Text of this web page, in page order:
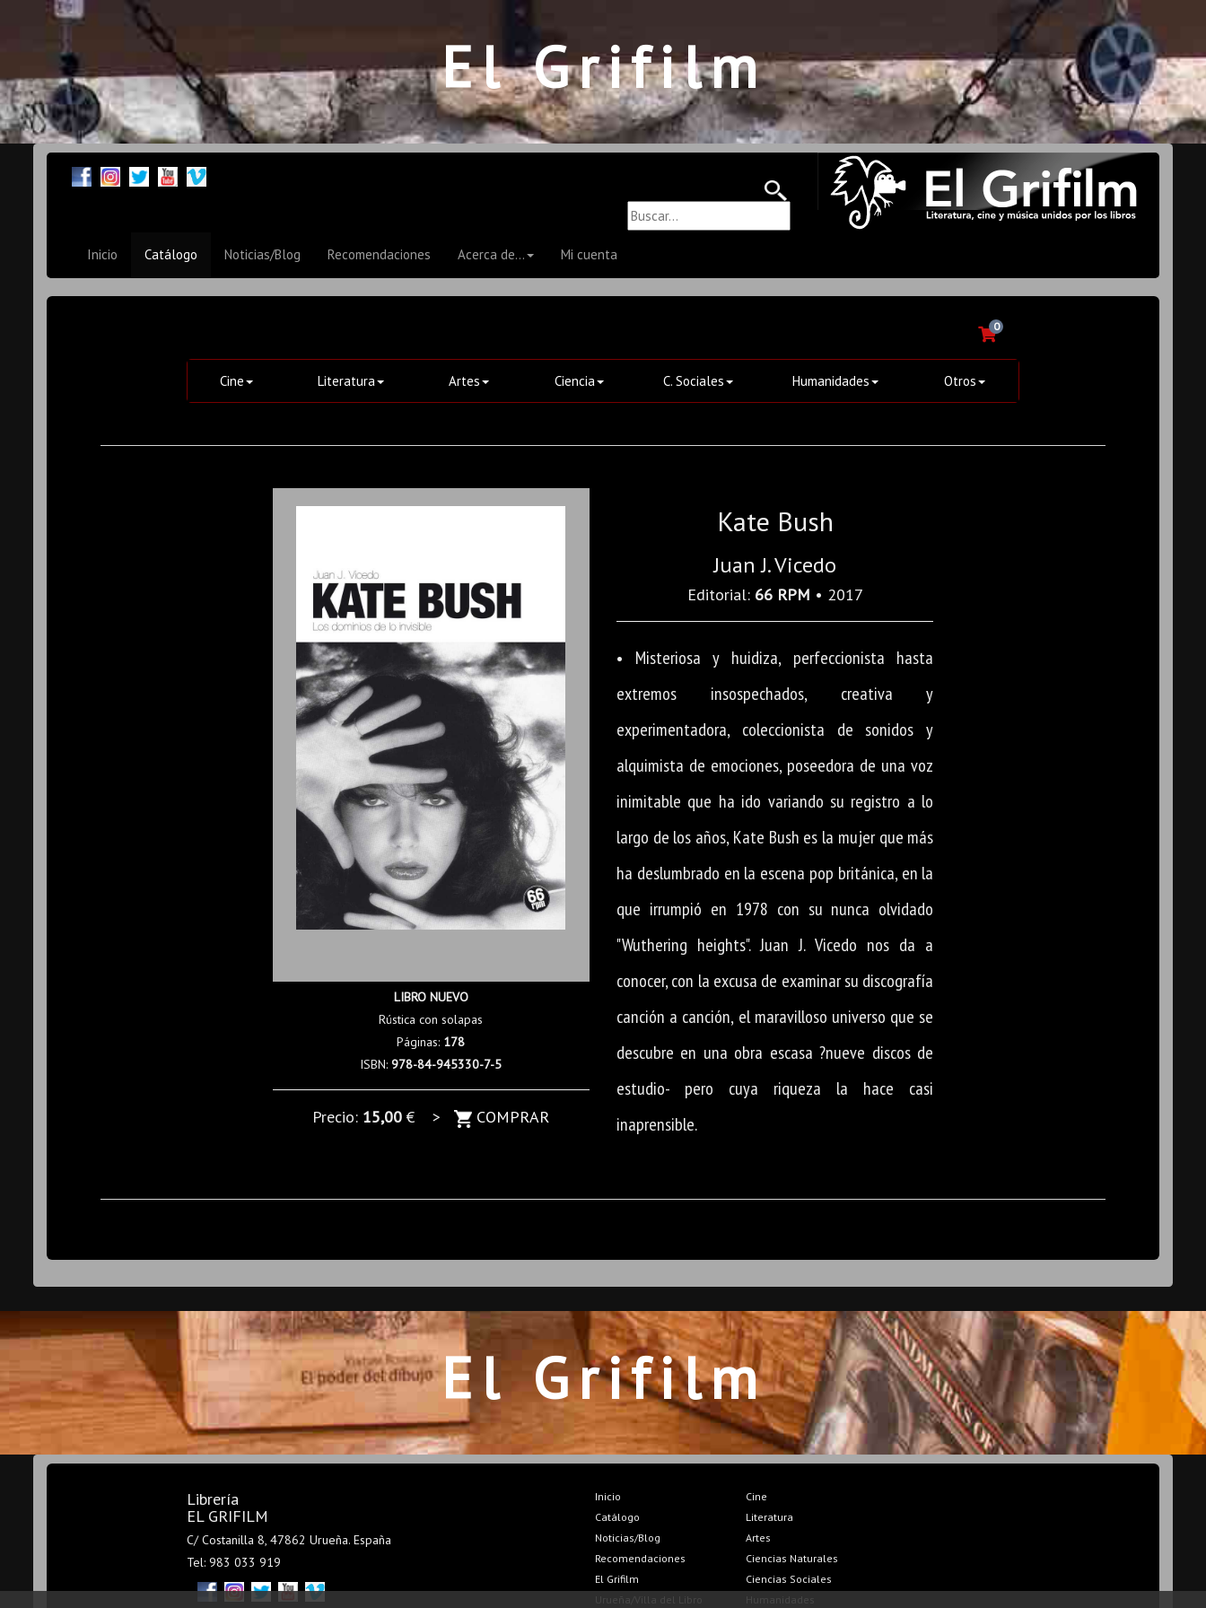
El Grifilm
Inicio Catálogo Noticias/Blog Recomendaciones Acerca de... Mi cuenta
0
Cine Literatura Artes Ciencia C. Sociales Humanidades Otros
LIBRO NUEVO
Rústica con solapas
Páginas: 178
ISBN:978-84-945330-7-5
Precio: 15,00€ > COMPRAR
Kate Bush
Juan J. Vicedo
Editorial: 66 RPM • 2017
• Misteriosa y huidiza, perfeccionista hasta
extremos insospechados, creativa y
experimentadora, coleccionista de sonidos y
alquimista de emociones, poseedora de una voz
inimitable que ha ido variando su registro a lo
largo de los años, Kate Bush es la mujer que más
ha deslumbrado en la escena pop británica, en la
que irrumpió en 1978 con su nunca olvidado
"Wuthering heights". Juan J. Vicedo nos da a
conocer, con la excusa de examinar su discografía
canción a canción, el maravilloso universo que se
descubre en una obra escasa ?nueve discos de
estudio- pero cuya riqueza la hace casi
inaprensible.
El Grifilm
Librería
EL GRIFILM
C/ Costanilla 8, 47862 Urueña. España
Tel: 983 033 919
Inicio
Catálogo
Noticias/Blog
Recomendaciones
El Grifilm
Urueña/Villa del Libro
Cine
Literatura
Artes
Ciencias Naturales
Ciencias Sociales
Humanidades